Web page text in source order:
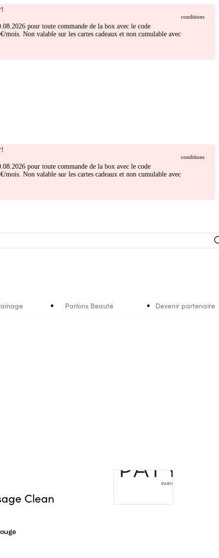
conditions
pour toute commande de la box avec le code
Non valable sur les cartes cadeaux et non cumulable avec
conditions
pour toute commande de la box avec le code
Non valable sur les cartes cadeaux et non cumulable avec
Parlons Beauté Devenir partenaire
Clean